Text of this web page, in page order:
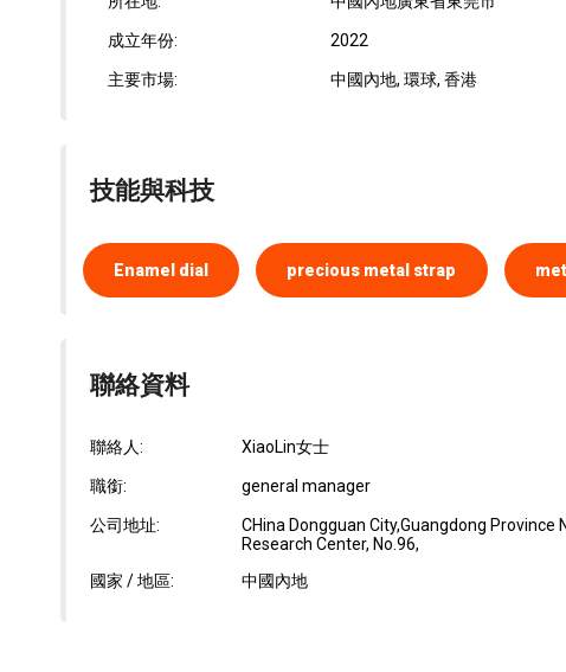
成立年份: 2022
主要市場: 中國內地, 環球, 香港
技能與科技
Enamel dial precious metal strap
聯絡資料
聯絡人: XiaoLin女士
職銜: general manager
公司地址:
CHina Dongguan City,Guangdong
Research Center, No.96,
國家 / 地區:
中國內地